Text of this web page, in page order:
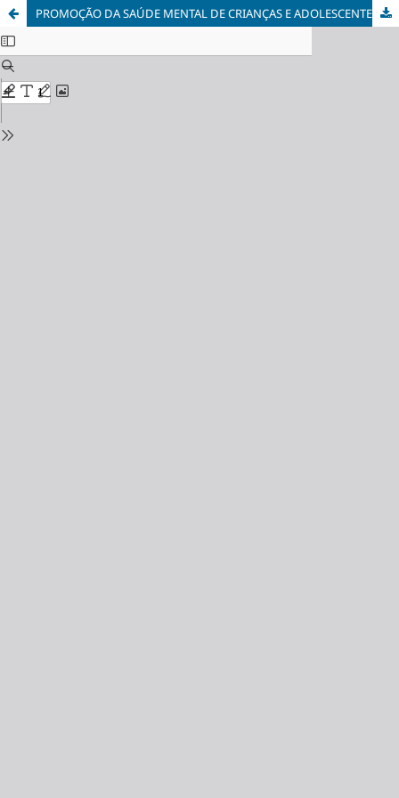
PROMOÇÃO DA SAÚDE MENTAL DE CRIANÇAS E ADOLESCENTES NAS ESCOLAS: PERCEPÇÕES DA EQUIPE MULTIPROFISSIONAL